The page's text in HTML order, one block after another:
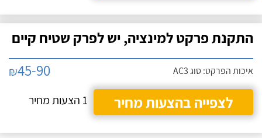
התקנת פרקט למינציה, יש לפרק שטיח קיים
איכות הפרקט: סוג AC3 ₪45-90
לצפייה בהצעות מחיר
1 הצעות מחיר